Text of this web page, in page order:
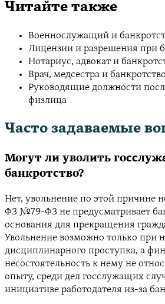
Читайте также
Военнослужащий и
Лицензии и разрешения при
Нотариус, адвокат и
Врач, медсестра и
Руководящие должности
физлица
Часто задаваемые
Могут ли уволить
банкротство?
Нет, увольнение по этой причине
ФЗ №79-ФЗ не предусматривает
основания для прекращения
Увольнение возможно только при
дисциплинарного проступка, а
несостоятельность к нему не
опыту, среди дел госслужащих
инициативе работодателя из-за